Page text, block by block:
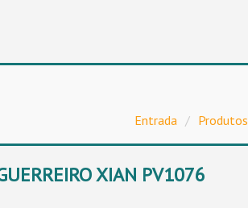
Entrada / Produtos
XIAN PV1076